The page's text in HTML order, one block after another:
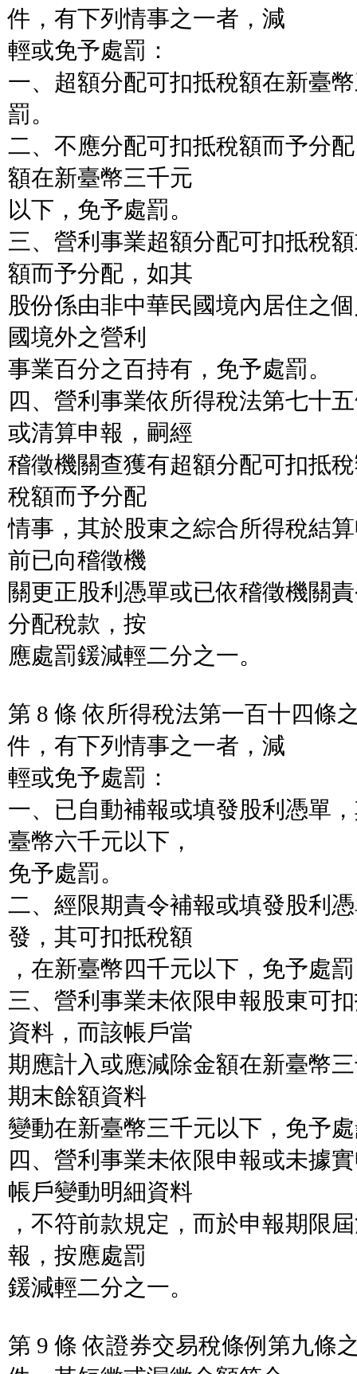
件，有下列情事之一者，減
輕或免予處罰：
一、超額分配可扣抵稅額在新臺
罰。
二、不應分配可扣抵稅額而予分
額在新臺幣三千元
以下，免予處罰。
三、營利事業超額分配可扣抵稅
額而予分配，如其
股份係由非中華民國境內居住之
國境外之營利
事業百分之百持有，免予處罰。
四、營利事業依所得稅法第七十
或清算申報，嗣經
稽徵機關查獲有超額分配可扣抵
稅額而予分配
情事，其於股東之綜合所得稅結
前已向稽徵機
關更正股利憑單或已依稽徵機關
分配稅款，按
應處罰鍰減輕二分之一。
第 8 條 依所得稅法第一百十四條
件，有下列情事之一者，減
輕或免予處罰：
一、已自動補報或填發股利憑單
臺幣六千元以下，
免予處罰。
二、經限期責令補報或填發股利
發，其可扣抵稅額
，在新臺幣四千元以下，免予處
三、營利事業未依限申報股東可
資料，而該帳戶當
期應計入或應減除金額在新臺幣
期末餘額資料
變動在新臺幣三千元以下，免予
四、營利事業未依限申報或未據
帳戶變動明細資料
，不符前款規定，而於申報期限
報，按應處罰
鍰減輕二分之一。
第 9 條 依證券交易稅條例第九條